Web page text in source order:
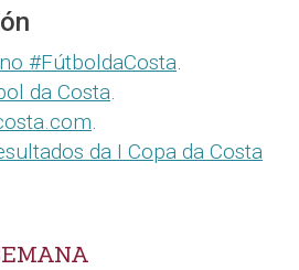
#FútboldaCosta.
da Costa.
.
da I Copa da Costa